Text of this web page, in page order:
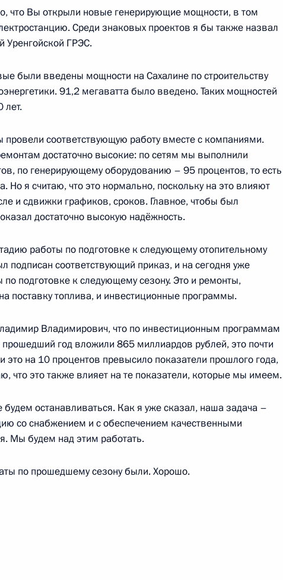
Южной Осетии Леонидом Тибиловым
3
министром Италии Энрико
развития Объединённой
США Бараку Обаме
День полярника
Совета Европы Турбьёрном
энергетики Александром Новаком
что Вы открыли новые генерирующие мощности, в том
Среди знаковых проектов я бы также назвал
Уренгойской ГРЭС.
были введены мощности на Сахалине по строительству
91,2 мегаватта было введено. Таких мощностей
лет.
провели соответствующую работу вместе с компаниями.
достаточно высокие: по сетям мы выполнили
по генерирующему оборудованию – 95 процентов, то есть
Но я считаю, что это нормально, поскольку на это влияют
и сдвижки графиков, сроков. Главное, чтобы был
достаточно высокую надёжность.
работы по подготовке к следующему отопительному
подписан соответствующий приказ, и на сегодня уже
подготовке к следующему сезону. Это и ремонты,
поставку топлива, и инвестиционные программы.
Владимирович, что по инвестиционным программам
год вложили 865 миллиардов рублей, это почти
это на 10 процентов превысило показатели прошлого года,
что это также влияет на те показатели, которые мы имеем.
останавливаться. Как я уже сказал, наша задача –
со снабжением и с обеспечением качественными
Мы будем над этим работать.
по прошедшему сезону были. Хорошо.